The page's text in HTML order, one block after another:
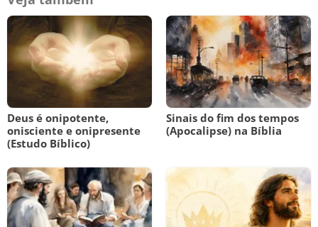
Deus é onipotente,
onisciente e onipresente
(Estudo Bíblico)
Sinais do fim dos tempos
(Apocalipse) na Bíblia